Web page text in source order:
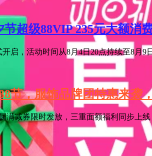
超级88VIP 235元大额消
启，活动时间从8月4日20点持续至8月
节，服饰品牌团特惠来袭
满减券限时发放，三重面额福利同步上